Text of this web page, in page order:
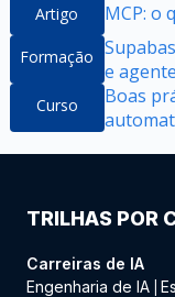
Artigo MCP: o
Formação
e
Curso
Boas
TRILHAS POR
Carreiras de IA
Engenharia de IA